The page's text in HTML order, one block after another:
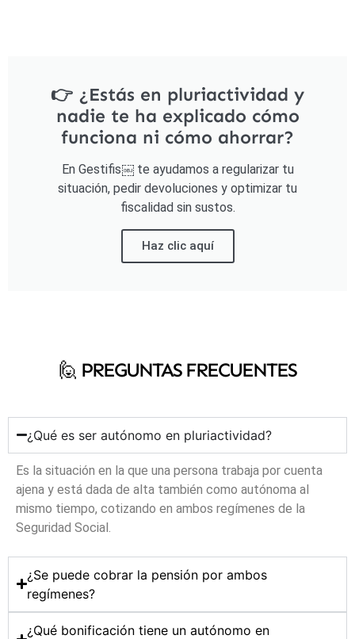
👉 ¿Estás en pluriactividad y
nadie te ha explicado cómo
funciona ni cómo ahorrar?
En Gestifis￼ te ayudamos a regularizar tu
situación, pedir devoluciones y optimizar tu
fiscalidad sin sustos.
Haz clic aquí
🙋‍ PREGUNTAS FRECUENTES
¿Qué es ser autónomo en pluriactividad?
Es la situación en la que una persona trabaja por cuenta
ajena y está dada de alta también como autónoma al
mismo tiempo, cotizando en ambos regímenes de la
Seguridad Social.
¿Se puede cobrar la pensión por ambos
regímenes?
¿Qué bonificación tiene un autónomo en